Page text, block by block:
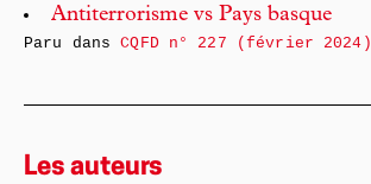
Antiterrorisme vs Pays basque
Paru dansCQFD n° 227 (février 2024)
Les auteurs